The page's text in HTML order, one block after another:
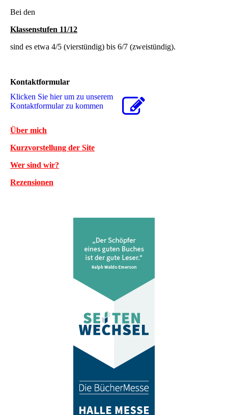
Bei den
Klassenstufen 11/12
sind es etwa 4/5 (vierstündig) bis 6/7 (zweistündig).
Kontaktformular
Klicken Sie hier um zu unserem
Kon­takt­for­mu­lar zu kommen
Über mich
Kurzvorstellung der Site
Wer sind wir?
Rezensionen